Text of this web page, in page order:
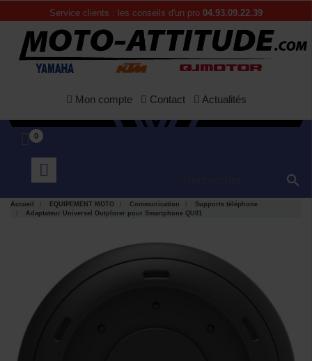
Service clients : les conseils d'un pro 04.93.09.22.39
Mon compte Contact Actualités
0

Accueil EQUIPEMENT MOTO Communication
Supports téléphone
Adaptateur Universel Outplorer pour Smartphone QU01